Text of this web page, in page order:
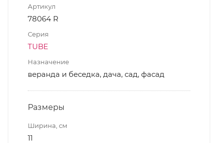
Артикул
78064 R
Серия
TUBE
Назначение
веранда и беседка, дача, сад, фасад
Размеры
Ширина, см
11